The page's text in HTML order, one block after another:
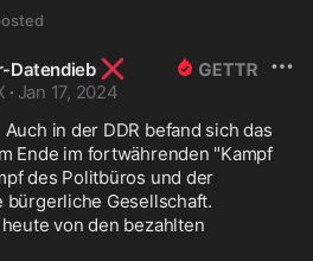
Datendieb ❌
· Jan 17, 2024
in der DDR befand sich das
Ende im fortwährenden "Kampf
des Politbüros und der
bürgerliche Gesellschaft.
von den bezahlten